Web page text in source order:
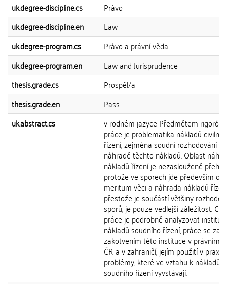
uk.degree-discipline.cs
Právo
uk.degree-discipline.en
Law
uk.degree-program.cs
Právo a právní věda
uk.degree-program.en
Law and Jurisprudence
thesis.grade.cs
Prospěl/a
thesis.grade.en
Pass
uk.abstract.cs
v rodném jazyce Předmětem
práce je problematika nákladů
řízení, zejména soudní rozhodování o
náhradě těchto nákladů. Oblast
nákladů řízení je nezaslouženě
protože ve sporech jde především o
meritum věci a náhrada nákladů
přestože je součástí většiny
sporů, je pouze vedlejší záležitost.
práce je podrobně analyzovat institut
nákladů soudního řízení, práce se
zakotvením této instituce v právním
ČR a v zahraničí, jejím použití v praxi a
problémy, které ve vztahu k nákladům
soudního řízení vyvstávají.